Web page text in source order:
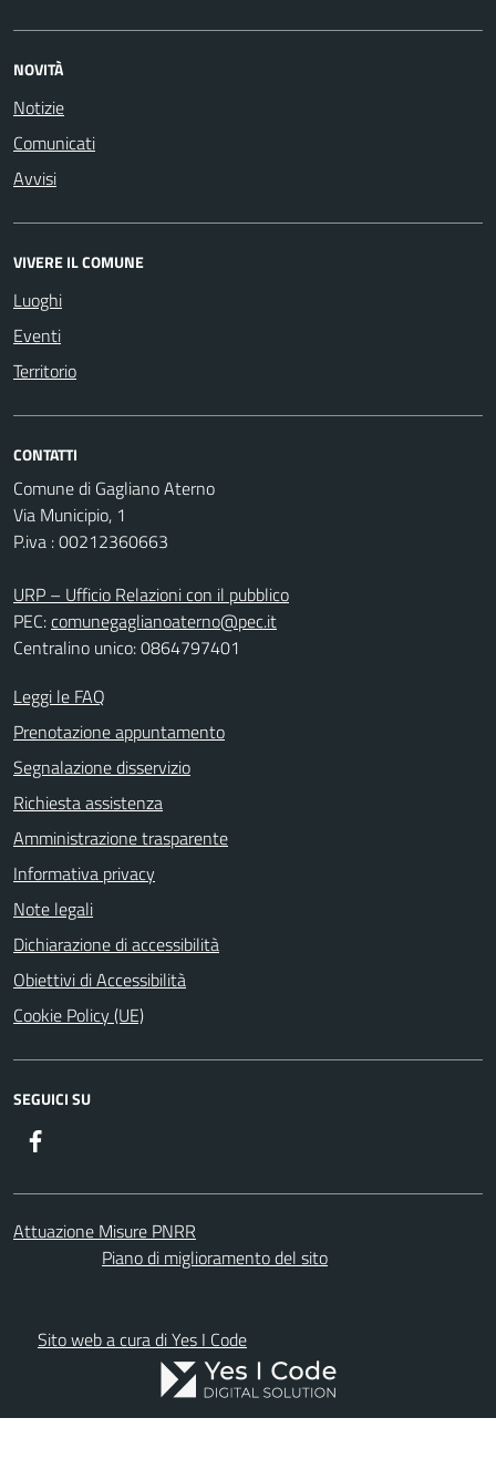
NOVITÀ
Notizie
Comunicati
Avvisi
VIVERE IL COMUNE
Luoghi
Eventi
Territorio
CONTATTI
Comune di Gagliano Aterno
Via Municipio, 1
P.iva : 00212360663
URP – Ufficio Relazioni con il pubblico
PEC:comunegaglianoaterno@pec.it
Centralino unico: 0864797401
Leggi le FAQ
Prenotazione appuntamento
Segnalazione disservizio
Richiesta assistenza
Amministrazione trasparente
Informativa privacy
Note legali
Dichiarazione di accessibilità
Obiettivi di Accessibilità
Cookie Policy (UE)
SEGUICI SU
Attuazione Misure PNRR
Piano di miglioramento del sito
Sito web a cura di Yes I Code